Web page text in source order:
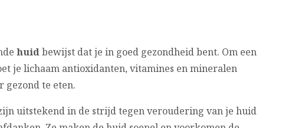
huidbewijst dat je in goed gezondheid bent. Om een
je lichaam antioxidanten, vitamines en mineralen
te eten.
uitstekend in de strijd tegen veroudering van je huid